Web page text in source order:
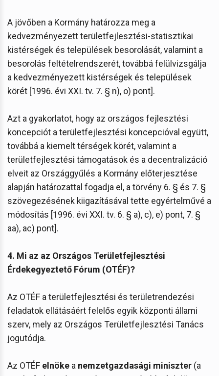
A jövőben a Kormány határozza meg a
kedvezményezett területfejlesztési-statisztikai
kistérségek és települések besorolását, valamint a
besorolás feltételrendszerét, továbbá felülvizsgálja
a kedvezményezett kistérségek és települések
körét [1996. évi XXI. tv. 7. § n), o) pont].
Azt a gyakorlatot, hogy az országos fejlesztési
koncepciót a területfejlesztési koncepcióval együtt,
továbbá a kiemelt térségek körét, valamint a
területfejlesztési támogatások és a decentralizáció
elveit az Országgyűlés a Kormány előterjesztése
alapján határozattal fogadja el, a törvény 6. § és 7. §
szövegezésének kiigazításával tette egyértelművé a
módosítás [1996. évi XXI. tv. 6. § a), c), e) pont, 7. §
aa), ac) pont].
4. Mi az az Országos Területfejlesztési
Érdekegyeztető Fórum (OTÉF)?
Az OTÉF a területfejlesztési és területrendezési
feladatok ellátásáért felelős egyik központi állami
szerv, mely az Országos Területfejlesztési Tanács
jogutódja.
Az OTÉF elnöke a nemzetgazdasági miniszter (a